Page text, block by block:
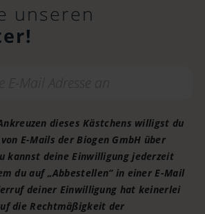
unseren
dieses Kästchens willigst du
E-Mails der Biogen GmbH über
kannst deine Einwilligung jederzeit
du auf „Abbestellen“ in einer E-Mail
deiner Einwilligung hat keinerlei
die Rechtmäßigkeit der